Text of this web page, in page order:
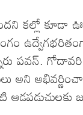
కల్లో కూడా
అన్నారు పవన్.
అని